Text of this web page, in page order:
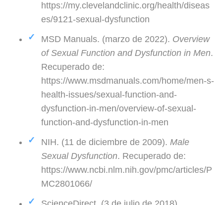
https://my.clevelandclinic.org/health/diseas
es/9121-sexual-dysfunction
MSD Manuals. (marzo de 2022). Overview
of Sexual Function and Dysfunction in Men.
Recuperado de:
https://www.msdmanuals.com/home/men-s-
health-issues/sexual-function-and-
dysfunction-in-men/overview-of-sexual-
function-and-dysfunction-in-men
NIH. (11 de diciembre de 2009). Male
Sexual Dysfunction. Recuperado de:
https://www.ncbi.nlm.nih.gov/pmc/articles/P
MC2801066/